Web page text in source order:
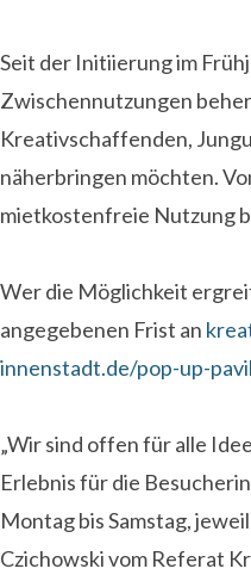
Seit der Initiierung im
Zwischennutzungen
Kreativschaffenden,
näherbringen möchten.
mietkostenfreie Nutzung
Wer die Möglichkeit
angegebenen Frist an
innenstadt.de/pop-up-
„Wir sind offen für alle
Erlebnis für die
Montag bis Samstag,
Czichowski vom Referat